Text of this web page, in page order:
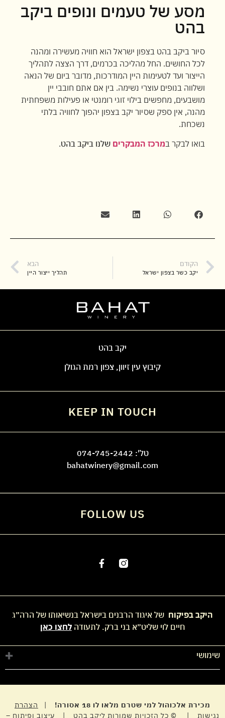
מסע של טעמים ונופים ביקב
בהט
סיור ביקב בהט בצפון ישראל הוא חוויה מעשירה ומהנה
לכל החושים. החל מהליכה בכרמים, דרך הצצה לתהליך
הייצור ועד לטעימות היין המודרכות, מדובר ביום של הנאה
ושלווה בנופים עוצרי נשימה. בין אם אתם חובבי יין
מושבעים, מחפשים בילוי זוגי רומנטי או פעילות משפחתית
מהנה, אין ספק שסיור יקב בצפון יהפוך לחוויה בלתי
נשכחת.
בואו לבקר במרכז המבקרים שלנו ביקב בהט.
הקודם
יקב כשר בצפון ישראל
הבא
תהליך ייצור היין
יקב בהט
קיבוץ עין זיוון, צפון רמת הגולן
KEEP IN TOUCH
טל': 074-745-2442
bahatwinery@gmail.com
FOLLOW US
היקב בפיקוח של איגוד הרבנים בישראל בנשיאותו של הרה״ג
חיים לוי שליט״א בני ברק. לתעודהלחצו כאן
שימושי
מכירת אלכוהול למי שטרם מלאו לו 18 אסורה! |
הצהרת
נגישות | © כל הזכויות שמורות ליקב בהט | עיצוב ופיתוח –